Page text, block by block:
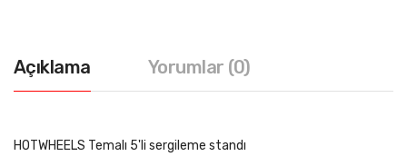
Açıklama Yorumlar (0)
HOTWHEELS Temalı 5'li sergileme standı